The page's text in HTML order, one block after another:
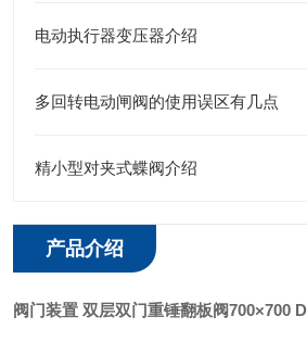
电动执行器变压器介绍
多回转电动闸阀的使用误区有几点
精小型对夹式蝶阀介绍
产品介绍
阀门装置 双层双门重锤翻板阀700×700